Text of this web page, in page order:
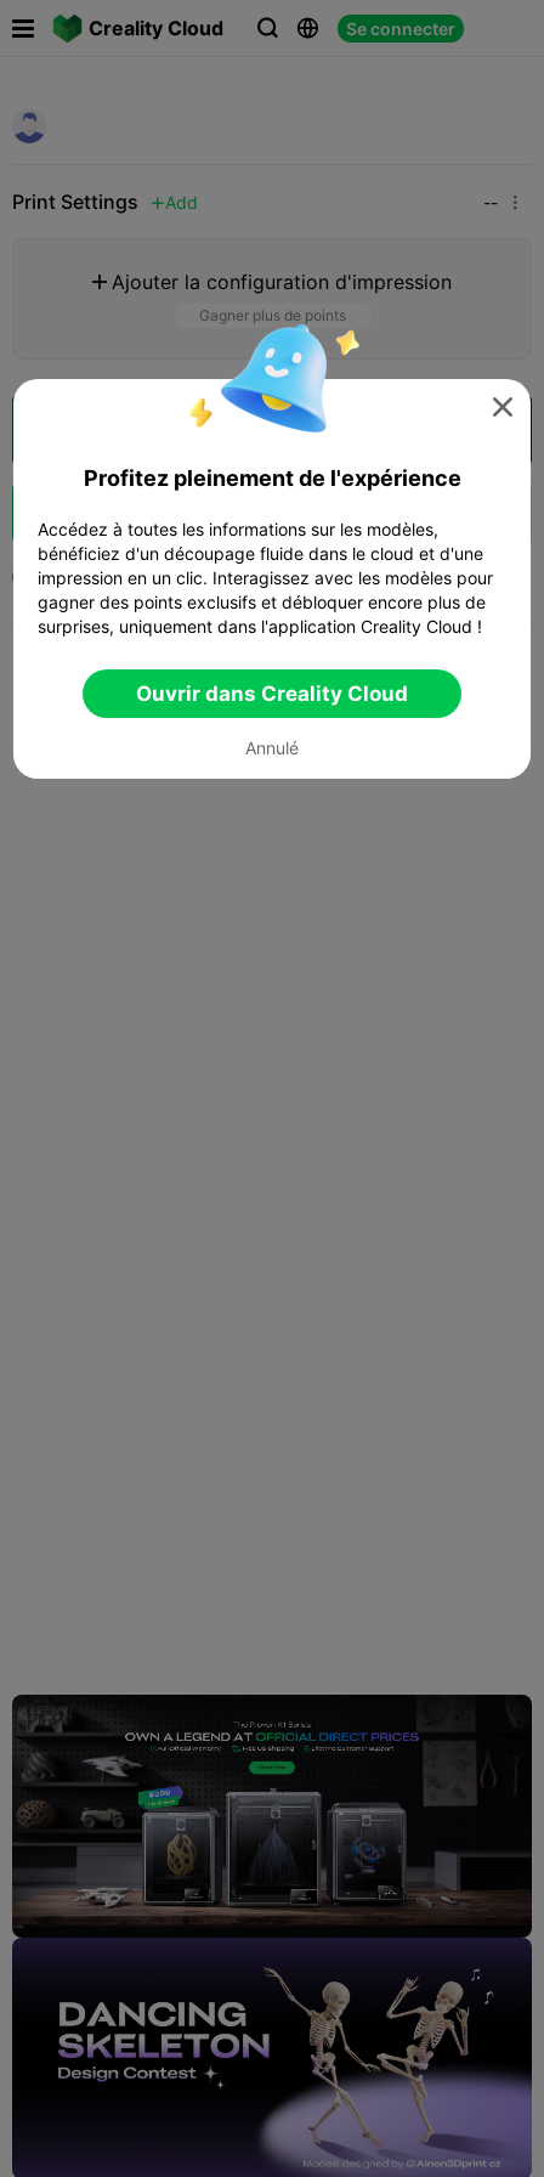
Creality Cloud   Se connecter
Print Settings  Add -- 
 Ajouter la configuration d'impression
Gagner plus de points
Ouvrir dans Creality Cloud
 0

Profitez pleinement de l'expérience
Accédez à toutes les informations sur les modèles,
bénéficiez d'un découpage fluide dans le cloud et d'une
impression en un clic. Interagissez avec les modèles pour
gagner des points exclusifs et débloquer encore plus de
surprises, uniquement dans l'application Creality Cloud !
Ouvrir dans Creality Cloud
Annulé